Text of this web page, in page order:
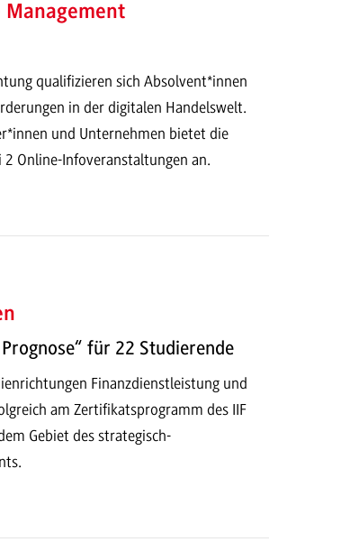
Management
qualifizieren sich Absolvent*innen
in der digitalen Handelswelt.
und Unternehmen bietet die
Online-Infoveranstaltungen an.
für 22 Studierende
Finanzdienstleistung und
am Zertifikatsprogramm des IIF
Gebiet des strategisch-